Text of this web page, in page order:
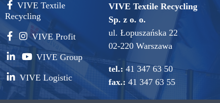
VIVE Textile
Recycling
VIVE Profit
VIVE Group
VIVE Logistic
VIVE Textile Recycling
Sp. z o. o.
ul. Łopuszańska 22
02-220 Warszawa
tel.: 41 347 63 50
fax.: 41 347 63 55